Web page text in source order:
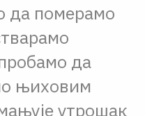
да померамо
да
њиховим
утрошак